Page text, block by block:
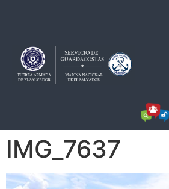
IMG_7637